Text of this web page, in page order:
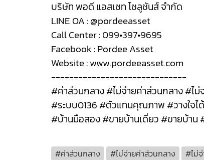
บริษัท พอดี แอสเซท โซลูชันส์ จำกัด
LINE OA : @pordeeasset
Call Center : 099•397•9695
Facebook : Pordee Asset
Website : www.pordeeasset.com
------------------------------
#ค่าส่วนกลาง #ไม่จ่ายค่าส่วนกลาง #ไ
#ระบบ0136 #ตัวแทนคุณภาพ #วางใจ
#บ้านมือสอง #ขายบ้านเดี่ยว #ขายบ้าน
#ค่าส่วนกลาง #ไม่จ่ายค่าส่วนกลาง #ไม่